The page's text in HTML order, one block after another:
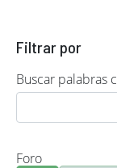
Filtrar por
Buscar palabras
Foro